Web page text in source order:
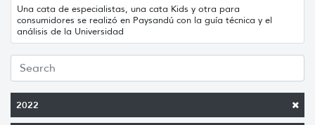
2022
Una cata de especialistas, una cata Kids y otra para
consumidores se realizó en Paysandú con la guía técnica y el
análisis de la Universidad